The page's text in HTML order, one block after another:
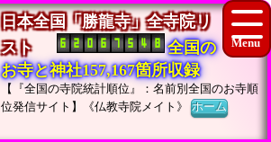
日本全国「勝龍寺」全寺院リ
スト
全国の
お寺と神社157,167箇所収録
【『全国の寺院統計順位』：名前別全国のお寺順
位発信サイト】《仏教寺院メイト》ホーム